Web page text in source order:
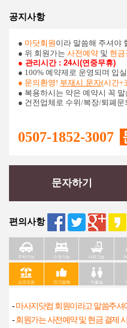
공지사항
● 마닷회원 이라 말씀해 주셔야
● 위 회원가는 사전예약 및 현금
● 관리시간 : 24시(연중무휴)
● 100% 예약제로 운영되며 입
● 문의환영! 부재시 문자(시간+
● 복용하시는 약은 예약시 꼭
● 건전업체로 수위/복장/퇴폐
0507-1852-3007
문자하기
편의사항
주차가능 수면가능 샤워가능
신규오픈 인기업체 커플실
-마사지닷컴 회원이라고 말씀주셔
-회원가는 사전예약 및 현금 결제